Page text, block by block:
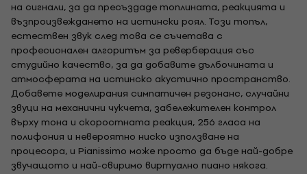
на сигнали, за да пресъздаде топлината, реакцията и
възпроизвеждането на истински роял. Този топъл,
естествен звук след това се съчетава с
професионален алгоритъм за реверберация със
студийно качество, за да добавите дълбочината и
атмосферата на истинско акустично пространство.
Добавете моделирания симпатичен резонанс, случайни
звуци на механични чукчета, забележителен контрол
върху тона и скоростната реакция, 256 гласа на
полифония и невероятно ниско използване на
процесора, и Pianissimo може просто да бъде най-добре
звучащото и най-свиримо виртуално пиано някога.